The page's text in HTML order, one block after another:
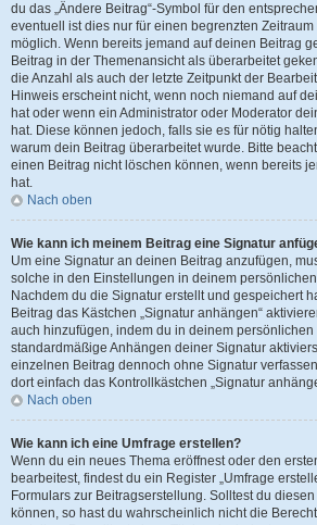
du das „Ändere Beitrag“-Symbol für den
eventuell ist dies nur für einen begrenzten
möglich. Wenn bereits jemand auf deinen Beitrag
Beitrag in der Themenansicht als überarbeitet
die Anzahl als auch der letzte Zeitpunkt der
Hinweis erscheint nicht, wenn noch niemand auf
hat oder wenn ein Administrator oder Moderator
hat. Diese können jedoch, falls sie es für nötig
warum dein Beitrag überarbeitet wurde. Bitte
einen Beitrag nicht löschen können, wenn bereits
hat.
Nach oben
Wie kann ich meinem Beitrag eine Signatur
Um eine Signatur an deinen Beitrag anzufügen,
solche in den Einstellungen in deinem
Nachdem du die Signatur erstellt und gespeichert
Beitrag das Kästchen „Signatur anhängen“
auch hinzufügen, indem du in deinem persönlichen
standardmäßige Anhängen deiner Signatur
einzelnen Beitrag dennoch ohne Signatur
dort einfach das Kontrollkästchen „Signatur
Nach oben
Wie kann ich eine Umfrage erstellen?
Wenn du ein neues Thema eröffnest oder den
bearbeitest, findest du ein Register „Umfrage
Formulars zur Beitragserstellung. Solltest du
können, so hast du wahrscheinlich nicht die